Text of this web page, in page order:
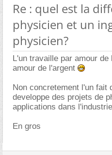
Re : quel est la
physicien et un
physicien?
L'un travaille par amour
amour de l'argent
Non concretement l'un fait
developpe des projets de
applications dans
En gros